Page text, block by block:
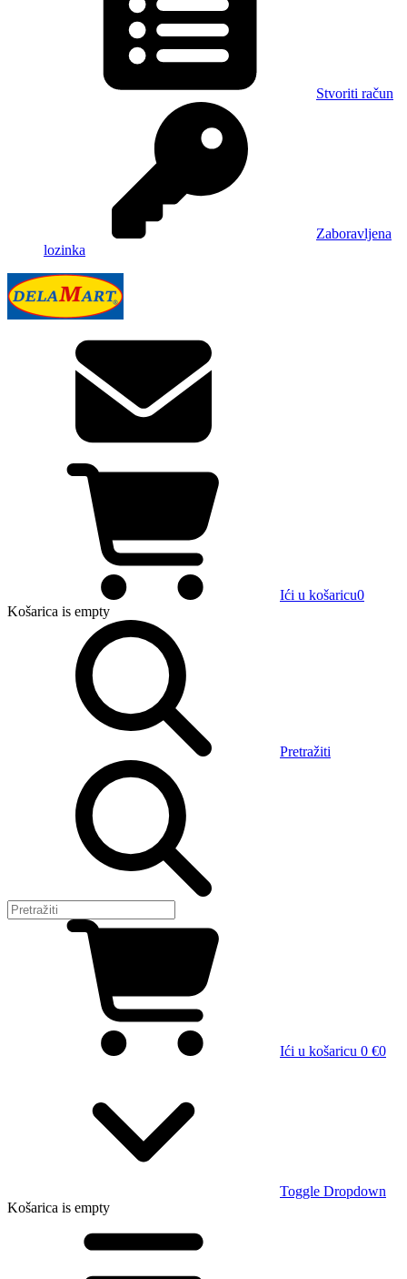
Stvoriti račun
Zaboravljena
lozinka
Ići u košaricu0
Košarica is empty
Pretražiti
Ići u košaricu 0 €0
Toggle Dropdown
Košarica is empty